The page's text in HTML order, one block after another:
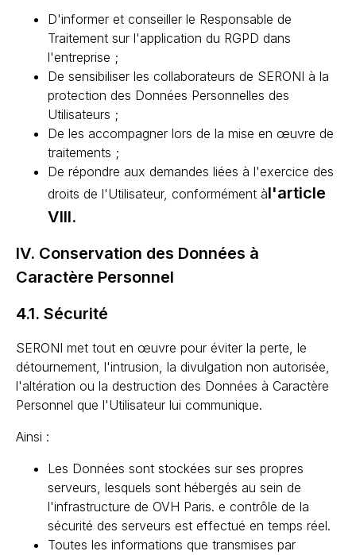
D'informer et conseiller le Responsable de
Traitement sur l'application du RGPD dans
l'entreprise ;
De sensibiliser les collaborateurs de SERONI à la
protection des Données Personnelles des
Utilisateurs ;
De les accompagner lors de la mise en œuvre de
traitements ;
De répondre aux demandes liées à l'exercice des
droits de l'Utilisateur, conformément àl'article
VIII.
IV. Conservation des Données à
Caractère Personnel
4.1. Sécurité
SERONI met tout en œuvre pour éviter la perte, le
détournement, l'intrusion, la divulgation non autorisée,
l'altération ou la destruction des Données à Caractère
Personnel que l'Utilisateur lui communique.
Ainsi :
Les Données sont stockées sur ses propres
serveurs, lesquels sont hébergés au sein de
l'infrastructure de OVH Paris. e contrôle de la
sécurité des serveurs est effectué en temps réel.
Toutes les informations que transmises par